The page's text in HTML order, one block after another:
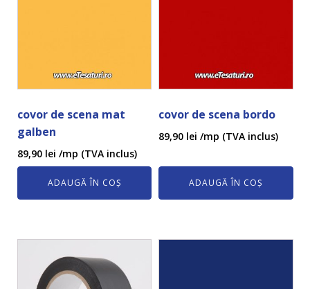
covor de scena mat
galben
89,90 lei /mp (TVA inclus)
ADAUGĂ ÎN COȘ
covor de scena bordo
89,90 lei /mp (TVA inclus)
ADAUGĂ ÎN COȘ